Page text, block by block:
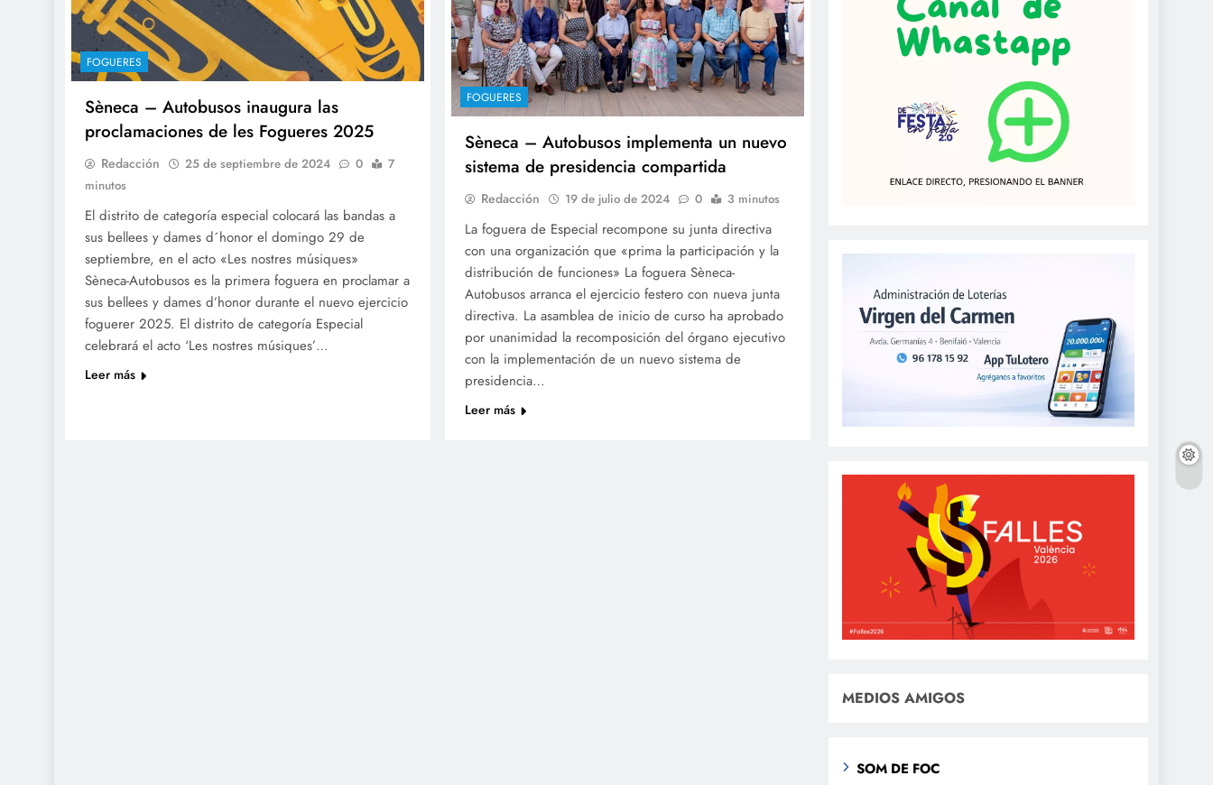
FOGUERES
Sèneca – Autobusos inaugura las
proclamaciones de les Fogueres 2025
Redacción 25 de septiembre de 2024 0
7
minutos
El distrito de categoría especial colocará las bandas a
sus bellees y dames d´honor el domingo 29 de
septiembre, en el acto «Les nostres músiques»
Sèneca-Autobusos es la primera foguera en proclamar a
sus bellees y dames d’honor durante el nuevo ejercicio
foguerer 2025. El distrito de categoría Especial
celebrará el acto ‘Les nostres músiques’…
Leer más
FOGUERES
Sèneca – Autobusos implementa un nuevo
sistema de presidencia compartida
Redacción 19 de julio de 2024 0 3 minutos
La foguera de Especial recompone su junta directiva
con una organización que «prima la participación y la
distribución de funciones» La foguera Sèneca-
Autobusos arranca el ejercicio festero con nueva junta
directiva. La asamblea de inicio de curso ha aprobado
por unanimidad la recomposición del órgano ejecutivo
con la implementación de un nuevo sistema de
presidencia…
Leer más
MEDIOS AMIGOS
SOM DE FOC